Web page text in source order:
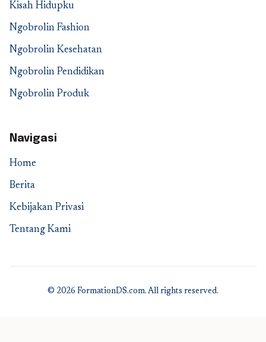
Kisah Hidupku
Ngobrolin Fashion
Ngobrolin Kesehatan
Ngobrolin Pendidikan
Ngobrolin Produk
Navigasi
Home
Berita
Kebijakan Privasi
Tentang Kami
© 2026 FormationDS.com. All rights reserved.